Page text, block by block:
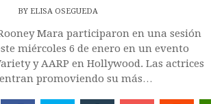
BY ELISA OSEGUEDA
Mara participaron en una sesión
miércoles 6 de enero en un evento
y AARP en Hollywood. Las actrices
promoviendo su más…